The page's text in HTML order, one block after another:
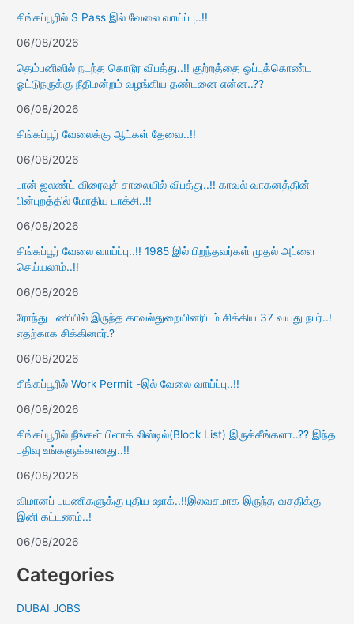
சிங்கப்பூரில் S Pass இல் வேலை வாய்ப்பு..!!
06/08/2026
தெம்பனிஸில் நடந்த கொடூர விபத்து..!! குற்றத்தை ஒப்புக்கொண்ட
ஓட்டுநருக்கு நீதிமன்றம் வழங்கிய தண்டனை என்ன..??
06/08/2026
சிங்கப்பூர் வேலைக்கு ஆட்கள் தேவை..!!
06/08/2026
பான் ஐலண்ட் விரைவுச் சாலையில் விபத்து..!! காவல் வாகனத்தின்
பின்புறத்தில் மோதிய டாக்சி..!!
06/08/2026
சிங்கப்பூர் வேலை வாய்ப்பு..!! 1985 இல் பிறந்தவர்கள் முதல் அப்ளை
செய்யலாம்..!!
06/08/2026
ரோந்து பணியில் இருந்த காவல்துறையினரிடம் சிக்கிய 37 வயது நபர்..!
எதற்காக சிக்கினார்.?
06/08/2026
சிங்கப்பூரில் Work Permit -இல் வேலை வாய்ப்பு..!!
06/08/2026
சிங்கப்பூரில் நீங்கள் பிளாக் லிஸ்டில்(Block List) இருக்கீங்களா..?? இந்த
பதிவு உங்களுக்கானது..!!
06/08/2026
விமானப் பயணிகளுக்கு புதிய ஷாக்..!!இலவசமாக இருந்த வசதிக்கு
இனி கட்டணம்..!
06/08/2026
Categories
DUBAI JOBS